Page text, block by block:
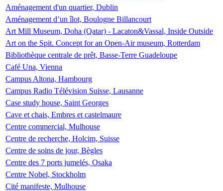
Aménagement d'un quartier, Dublin
Aménagement d’un îlot, Boulogne Billancourt
Art Mill Museum, Doha (Qatar) - Lacaton&Vassal, Inside Outside
Art on the Spit. Concept for an Open-Air museum, Rotterdam
Bibliothèque centrale de prêt, Basse-Terre Guadeloupe
Café Una, Vienna
Campus Altona, Hambourg
Campus Radio Télévision Suisse, Lausanne
Case study house, Saint Georges
Cave et chais, Embres et castelmaure
Centre commercial, Mulhouse
Centre de recherche, Holcim, Suisse
Centre de soins de jour, Bègles
Centre des 7 ports jumelés, Osaka
Centre Nobel, Stockholm
Cité manifeste, Mulhouse